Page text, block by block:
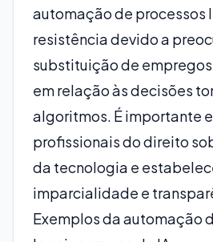
automação de processos
resistência devido a
substituição de
em relação às decisões
algoritmos. É importante
profissionais do direito
da tecnologia e
imparcialidade e
Exemplos da automação